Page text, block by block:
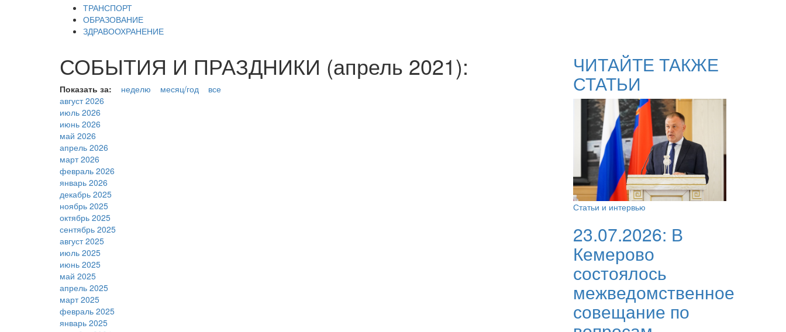
ТРАНСПОРТ
ОБРАЗОВАНИЕ
ЗДРАВООХРАНЕНИЕ
СОБЫТИЯ И ПРАЗДНИКИ (апрель 2021):
Показать за: неделю месяц/год
все
август 2026
июль 2026
июнь 2026
май 2026
апрель 2026
март 2026
февраль 2026
январь 2026
декабрь 2025
ноябрь 2025
октябрь 2025
сентябрь 2025
август 2025
июль 2025
июнь 2025
май 2025
апрель 2025
март 2025
февраль 2025
январь 2025
ЧИТАЙТЕ ТАКЖЕ
СТАТЬИ
Статьи и интервью
23.07.2026: В
Кемерово
состоялось
межведомственное
совещание по